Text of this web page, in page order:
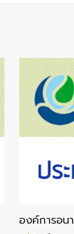
องค์การอน